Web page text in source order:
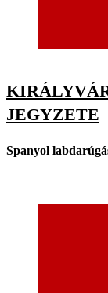
JEGYZETE
Spanyol